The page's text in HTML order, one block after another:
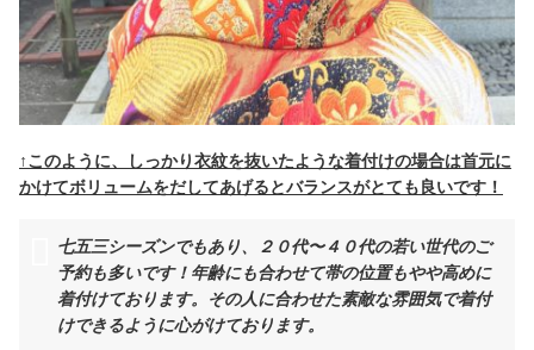
↑このように、しっかり衣紋を抜いたような着付けの場合は首元に
かけてボリュームをだしてあげるとバランスがとても良いです！
七五三シーズンでもあり、２０代〜４０代の若い世代のご
予約も多いです！年齢にも合わせて帯の位置もやや高めに
着付けております。その人に合わせた素敵な雰囲気で着付
けできるように心がけております。